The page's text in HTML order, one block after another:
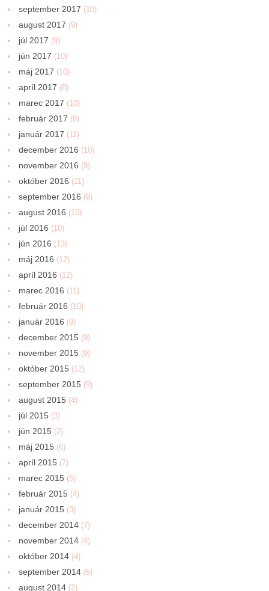
september 2017 (10)
august 2017 (9)
júl 2017 (9)
jún 2017 (10)
máj 2017 (10)
apríl 2017 (8)
marec 2017 (10)
február 2017 (8)
január 2017 (11)
december 2016 (10)
november 2016 (9)
október 2016 (11)
september 2016 (9)
august 2016 (10)
júl 2016 (10)
jún 2016 (13)
máj 2016 (12)
apríl 2016 (12)
marec 2016 (11)
február 2016 (10)
január 2016 (9)
december 2015 (9)
november 2015 (9)
október 2015 (12)
september 2015 (9)
august 2015 (4)
júl 2015 (3)
jún 2015 (2)
máj 2015 (6)
apríl 2015 (7)
marec 2015 (5)
február 2015 (4)
január 2015 (3)
december 2014 (7)
november 2014 (4)
október 2014 (4)
september 2014 (5)
august 2014 (2)